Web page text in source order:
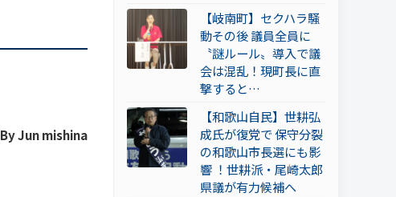
【岐南町】セクハラ騒
動その後 議員全員に
〝謎ルール〟導入で議
会は混乱！現町長に直
撃すると…
【和歌山自民】世耕弘
成氏が復党で 保守分裂
の和歌山市長選にも影
響 ！世耕派・尾崎太郎
県議が有力候補へ
By Jun mishina